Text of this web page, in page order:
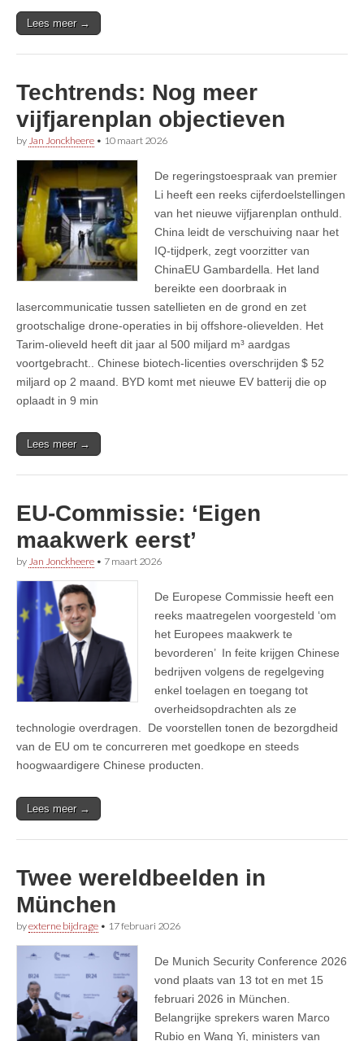
Lees meer →
Techtrends: Nog meer
vijfjarenplan objectieven
by Jan Jonckheere • 10 maart 2026
De regeringstoespraak van premier
Li heeft een reeks cijferdoelstellingen
van het nieuwe vijfjarenplan onthuld.
China leidt de verschuiving naar het
IQ-tijdperk, zegt voorzitter van
ChinaEU Gambardella. Het land
bereikte een doorbraak in
lasercommunicatie tussen satellieten en de grond en zet
grootschalige drone-operaties in bij offshore-olievelden. Het
Tarim-olieveld heeft dit jaar al 500 miljard m³ aardgas
voortgebracht.. Chinese biotech-licenties overschrijden $ 52
miljard op 2 maand. BYD komt met nieuwe EV batterij die op
oplaadt in 9 min
Lees meer →
EU-Commissie: ‘Eigen
maakwerk eerst’
by Jan Jonckheere • 7 maart 2026
De Europese Commissie heeft een
reeks maatregelen voorgesteld ‘om
het Europees maakwerk te
bevorderen’ In feite krijgen Chinese
bedrijven volgens de regelgeving
enkel toelagen en toegang tot
overheidsopdrachten als ze
technologie overdragen. De voorstellen tonen de bezorgdheid
van de EU om te concurreren met goedkope en steeds
hoogwaardigere Chinese producten.
Lees meer →
Twee wereldbeelden in
München
byexterne bijdrage • 17 februari 2026
De Munich Security Conference 2026
vond plaats van 13 tot en met 15
februari 2026 in München.
Belangrijke sprekers waren Marco
Rubio en Wang Yi, ministers van